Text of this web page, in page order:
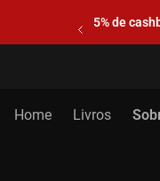
5% de
Livros